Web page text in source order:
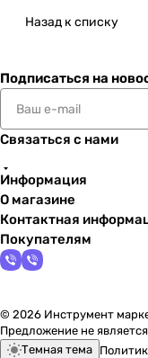
Назад к списку
Подписаться на
Связаться с нами
Информация
О магазине
Контактная
Покупателям
© 2026 Инструмент
Предложение не
Темная тема